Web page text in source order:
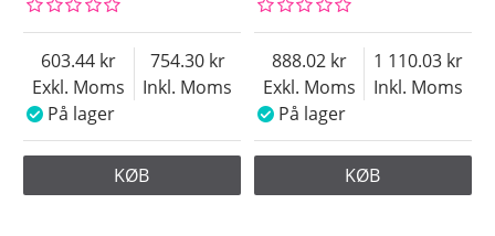
Exkl. Moms
603.44
Inkl. Moms
754.30
På lager
KØB
Exkl. Moms
888.02
Inkl. Moms
1 110.03
På lager
KØB